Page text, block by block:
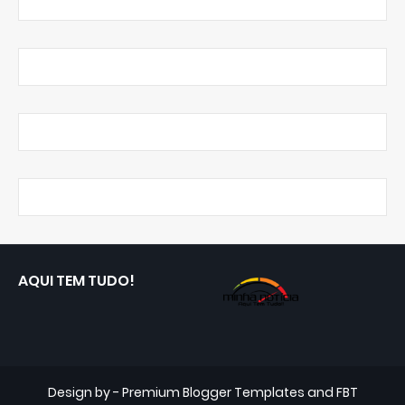
AQUI TEM TUDO!
Design by - Premium Blogger Templates and FBT